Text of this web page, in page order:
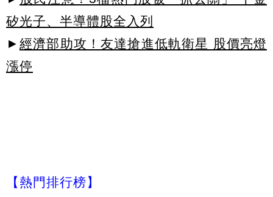
矽光子、半導體股全入列
► 經濟部助攻！友達搶進低軌衛星 股價亮燈
漲停
【熱門排行榜】